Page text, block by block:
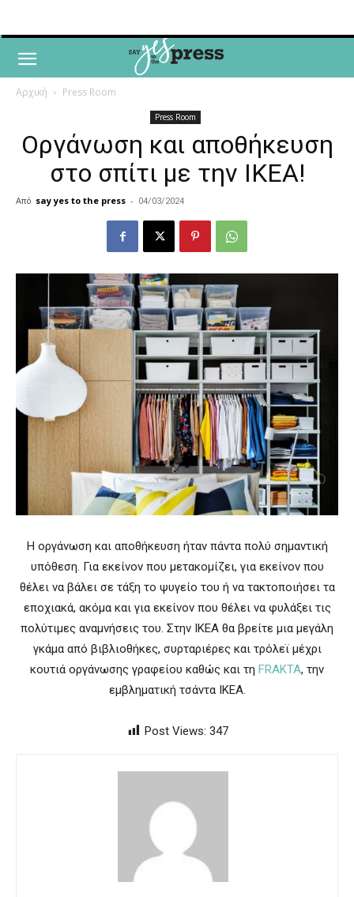
Αρχική Press Room
Press Room
Οργάνωση και αποθήκευση
στο σπίτι με την ΙΚΕΑ!
Από say yes to the press - 04/03/2024
Η οργάνωση και αποθήκευση ήταν πάντα πολύ σημαντική
υπόθεση. Για εκείνον που μετακομίζει, για εκείνον που
θέλει να βάλει σε τάξη το ψυγείο του ή να τακτοποιήσει τα
εποχιακά, ακόμα και για εκείνον που θέλει να φυλάξει τις
πολύτιμες αναμνήσεις του. Στην IKEA θα βρείτε μια μεγάλη
γκάμα από βιβλιοθήκες, συρταριέρες και τρόλεϊ μέχρι
κουτιά οργάνωσης γραφείου καθώς και τη FRAKTA, την
εμβληματική τσάντα ΙΚΕΑ.
Post Views: 347